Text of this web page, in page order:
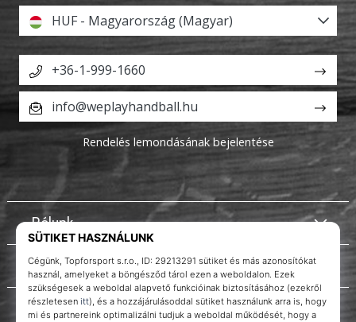
Rólunk
Ügyfélszolgálat
HUF - Magyarország (Magyar)
+36-1-999-1660
info@weplayhandball.hu
Rendelés lemondásának bejelentése